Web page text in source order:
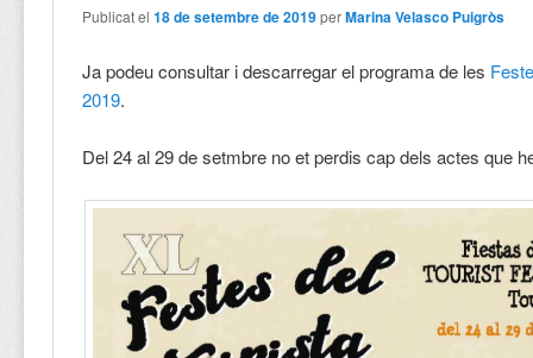
Publicat el18 de setembre de 2019 perMarina Velasco Puigròs
Ja podeu consultar i descarregar el programa de les
2019.
Del 24 al 29 de setmbre no et perdis cap dels actes que